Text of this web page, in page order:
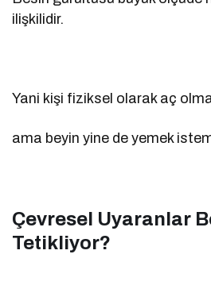
ilişkilidir.
Yani kişi fiziksel olarak aç
ama beyin yine de yemek
Çevresel Uyaranlar
Tetikliyor?